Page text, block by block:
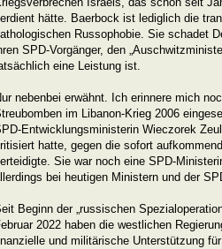
hätte. Baerbock ist lediglich die
Russophobie. Sie schadet
SPD-Vorgänger, den
eine Leistung ist.
nebenbei erwähnt. Ich erinnere mich
im Libanon-Krieg 2006
Entwicklungsministerin Wieczorek
hatte, gegen die sofort
Sie war noch eine SPD-
bei heutigen Ministern und der
Beginn der „russischen
2022 haben die westlichen
und militärische Unterstützung